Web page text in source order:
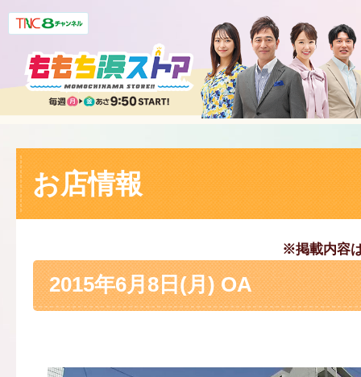
お店情報
※掲載内容
2015年6月8日(月) OA